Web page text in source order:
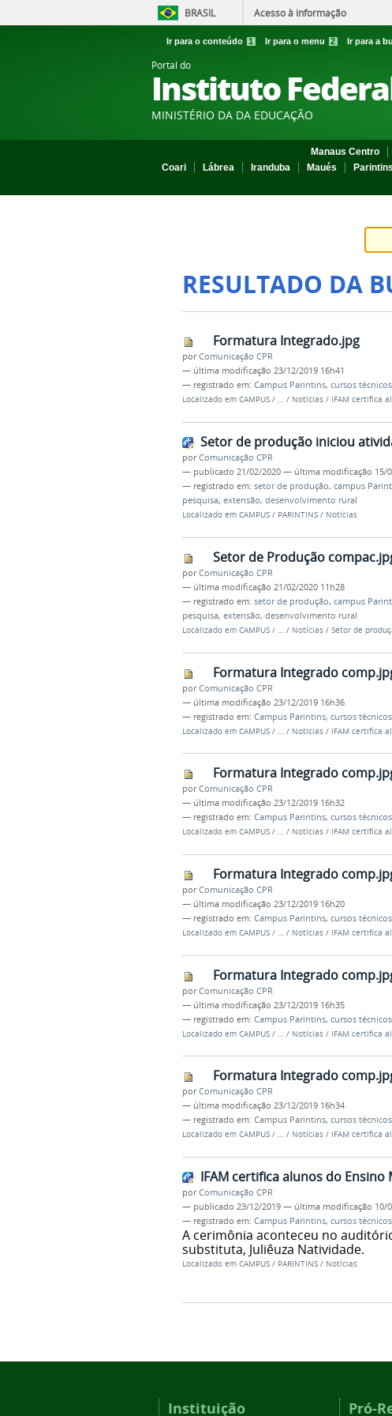
BRASIL Acesso à informação
Ir para o conteúdo 1 Ir para o menu 2 Ir para a
Portal do
Instituto
MINISTÉRIO DA DA EDUCAÇÃO
Manaus Centro
Coari
Lábrea Iranduba Maués Parintins
RESULTADO DA
Formatura Integrado.jpg
porComunicação CPR
— última modificação 23/12/2019 16h41
— registrado em: Campus Parintins, cursos
Localizado em CAMPUS / … / Notícias / IFAM certifica
Setor de produção iniciou
porComunicação CPR
— publicado 21/02/2020 — última modificação 15/
— registrado em: setor de produção, campus
pesquisa, extensão, desenvolvimento rural
Localizado em CAMPUS / PARINTINS / Notícias
Setor de Produção
porComunicação CPR
— última modificação 21/02/2020 11h28
— registrado em: setor de produção, campus
pesquisa, extensão, desenvolvimento rural
Localizado em CAMPUS / … / Notícias / Setor de
Formatura Integrado
porComunicação CPR
— última modificação 23/12/2019 16h36
— registrado em: Campus Parintins, cursos
Localizado em CAMPUS / / Notícias / IFAM certifica
Formatura Integrado
porComunicação CPR
— última modificação 23/12/2019 16h32
— registrado em: Campus Parintins, cursos
Localizado em CAMPUS / … / Notícias / IFAM certifica
Formatura Integrado
porComunicação CPR
— última modificação 23/12/2019 16h20
— registrado em: Campus Parintins, cursos
Localizado em CAMPUS / … / Notícias / IFAM certifica
Formatura Integrado
porComunicação CPR
— última modificação 23/12/2019 16h35
— registrado em: Campus Parintins, cursos
Localizado em CAMPUS / … / Notícias / IFAM certifica
Formatura Integrado
porComunicação CPR
— última modificação 23/12/2019 16h34
— registrado em: Campus Parintins, cursos
Localizado em CAMPUS / … / Notícias / IFAM certifica
IFAM certifica alunos do
porComunicação CPR
— publicado 23/12/2019 — última modificação 10/
— registrado em: Campus Parintins, cursos
A cerimônia aconteceu no
substituta, Juliêuza Natividade.
Localizado em CAMPUS / PARINTINS / Notícias
Instituição Pró-